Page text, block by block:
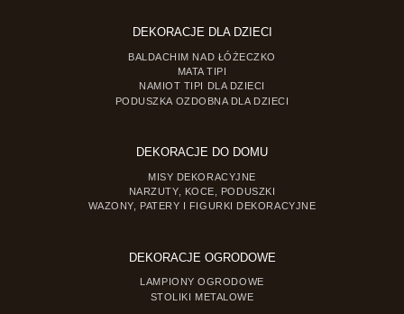
DEKORACJE DLA DZIECI
BALDACHIM NAD ŁÓŻECZKO
MATA TIPI
NAMIOT TIPI DLA DZIECI
PODUSZKA OZDOBNA DLA DZIECI
DEKORACJE DO DOMU
MISY DEKORACYJNE
NARZUTY, KOCE, PODUSZKI
WAZONY, PATERY I FIGURKI DEKORACYJNE
DEKORACJE OGRODOWE
LAMPIONY OGRODOWE
STOLIKI METALOWE